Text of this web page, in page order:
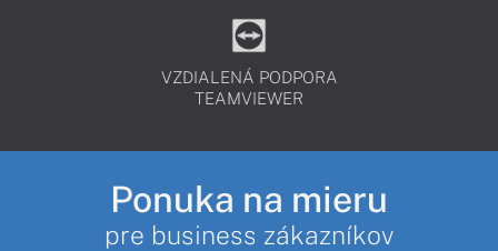
VZDIALENÁ PODPORA
TEAMVIEWER
Ponuka na mieru
pre business zákazníkov